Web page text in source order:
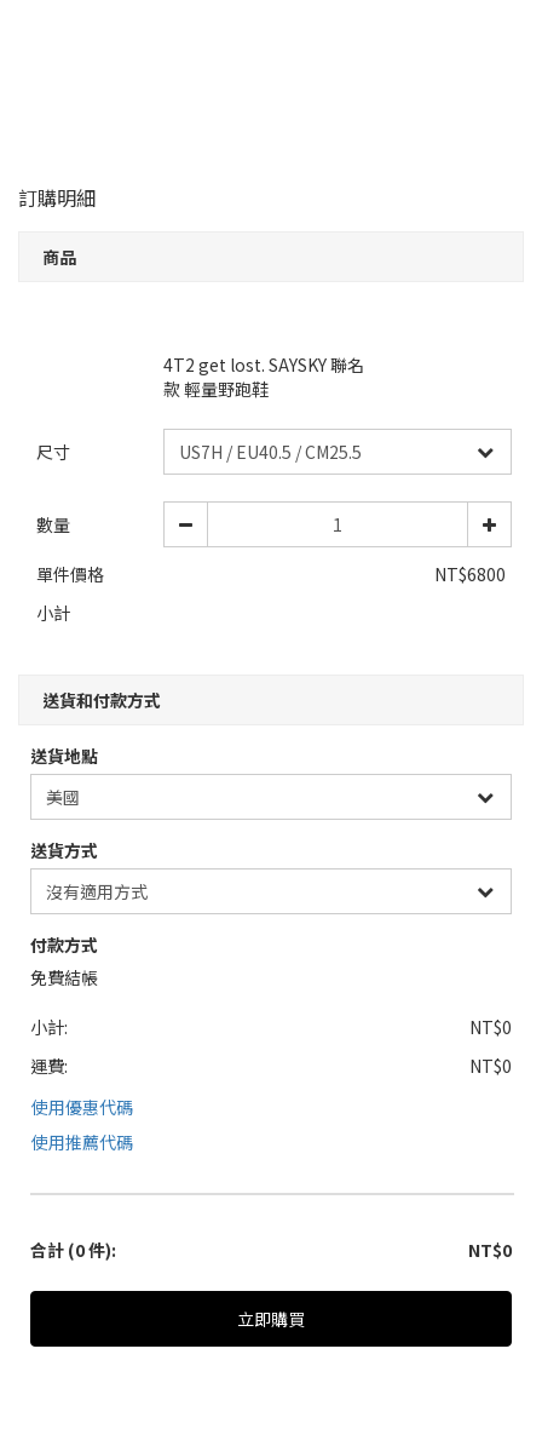
訂購明細
商品
4T2 get lost. SAYSKY 聯名
款 輕量野跑鞋
尺寸
數量
單件價格
NT$6800
小計
送貨和付款方式
送貨地點
送貨方式
付款方式
免費結帳
小計:
NT$0
運費:
NT$0
使用優惠代碼
使用推薦代碼
合計 (0 件): NT$0
立即購買